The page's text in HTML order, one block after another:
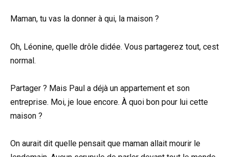
Maman, tu vas la donner à qui, la maison ?
Oh, Léonine, quelle drôle didée. Vous partagerez tout, cest
normal.
Partager ? Mais Paul a déjà un appartement et son
entreprise. Moi, je loue encore. À quoi bon pour lui cette
maison ?
On aurait dit quelle pensait que maman allait mourir le